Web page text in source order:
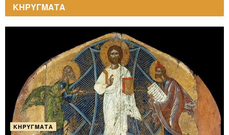
ΚΗΡΥΓΜΑΤΑ
ΚΗΡΎΓΜΑΤΑ